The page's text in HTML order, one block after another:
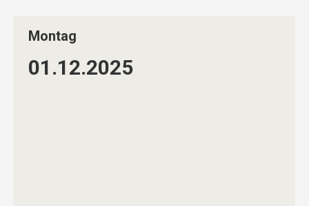
Montag
01.12.2025